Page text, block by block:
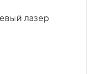
лазер